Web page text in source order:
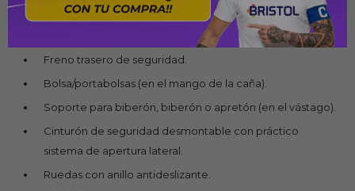
Volante con chip de sonido.
Asiento reclinable en 3 posiciones.
Freno trasero de seguridad.
Bolsa/portabolsas (en el mango de la caña).
Soporte para biberón, biberón o apretón (en el vástago).
Cinturón de seguridad desmontable con práctico
sistema de apertura lateral.
Ruedas con anillo antideslizante.